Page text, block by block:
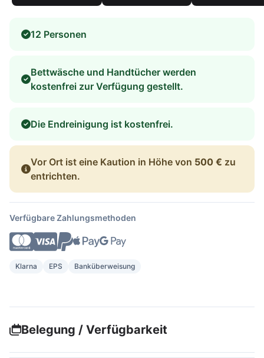
12 Personen
Bettwäsche und Handtücher werden
kostenfrei zur Verfügung gestellt.
Die Endreinigung ist kostenfrei.
Vor Ort ist eine Kaution in Höhe von 500 € zu
entrichten.
Verfügbare Zahlungsmethoden
Klarna EPS Banküberweisung
Belegung / Verfügbarkeit